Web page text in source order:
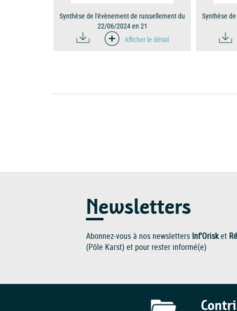
Synthèse de l'évènement de ruissellement du
22/06/2024 en 21
Afficher le détail
Synthèse
Newsletters
Abonnez-vous à nos newsletters Inf'Orisket
(Pôle Karst) et pour rester informé(e)